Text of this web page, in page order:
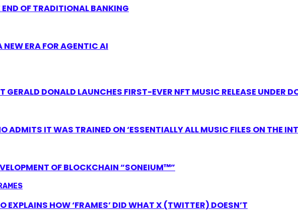
OF TRADITIONAL BANKING
ERA FOR AGENTIC AI
GERALD DONALD LAUNCHES FIRST-EVER NFT MUSIC RELEASE UNDER
ADMITS IT WAS TRAINED ON ‘ESSENTIALLY ALL MUSIC FILES ON THE
OF BLOCKCHAIN “SONEIUM™”
EXPLAINS HOW ‘FRAMES’ DID WHAT X (TWITTER) DOESN’T